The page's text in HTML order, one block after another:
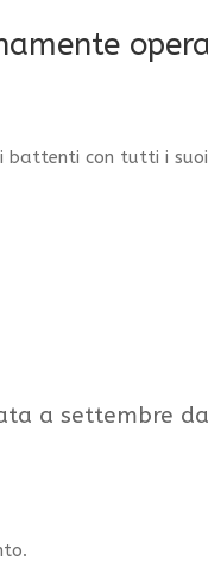
battenti con tutti i
a settembre